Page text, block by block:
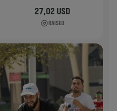
27,02 USD
RAISED